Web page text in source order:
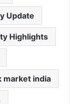
Update
Highlights
market india